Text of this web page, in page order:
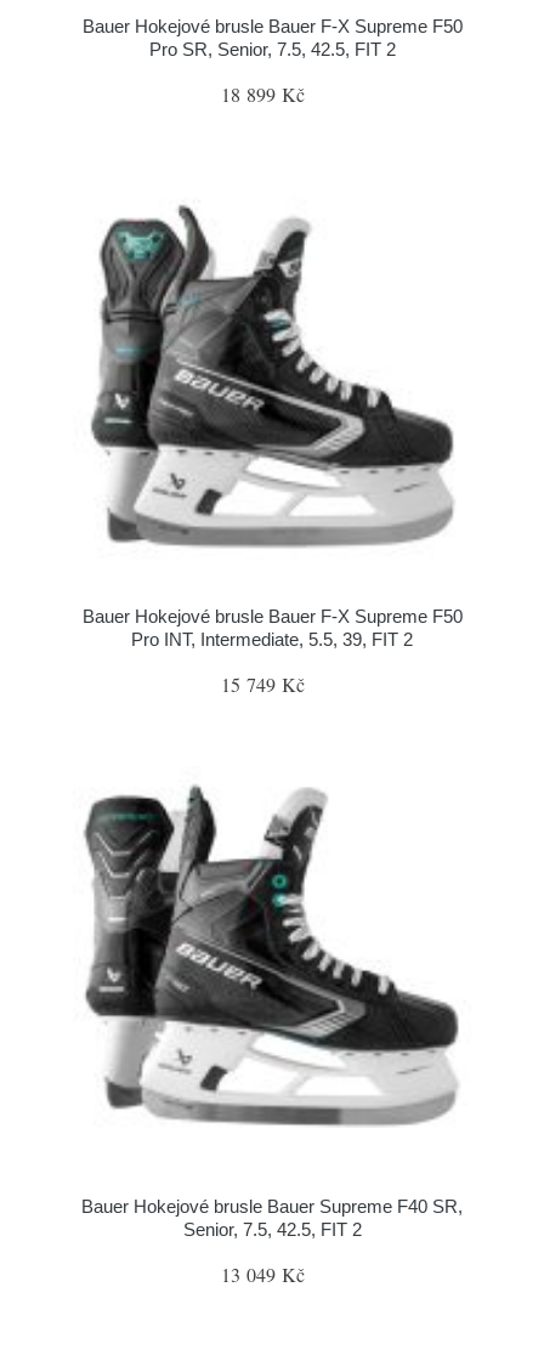
Bauer Hokejové brusle Bauer F-X Supreme F50
Pro SR, Senior, 7.5, 42.5, FIT 2
18 899 Kč
Bauer Hokejové brusle Bauer F-X Supreme F50
Pro INT, Intermediate, 5.5, 39, FIT 2
15 749 Kč
Bauer Hokejové brusle Bauer Supreme F40 SR,
Senior, 7.5, 42.5, FIT 2
13 049 Kč